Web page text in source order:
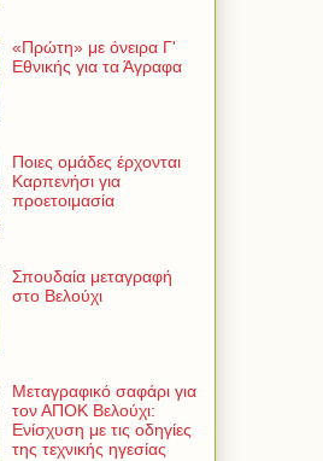
«Πρώτη» με όνειρα Γ'
Εθνικής για τα Άγραφα
Ποιες ομάδες έρχονται
Καρπενήσι για
προετοιμασία
Σπουδαία μεταγραφή
στο Βελούχι
Μεταγραφικό σαφάρι για
τον ΑΠΟΚ Βελούχι:
Ενίσχυση με τις οδηγίες
της τεχνικής ηγεσίας